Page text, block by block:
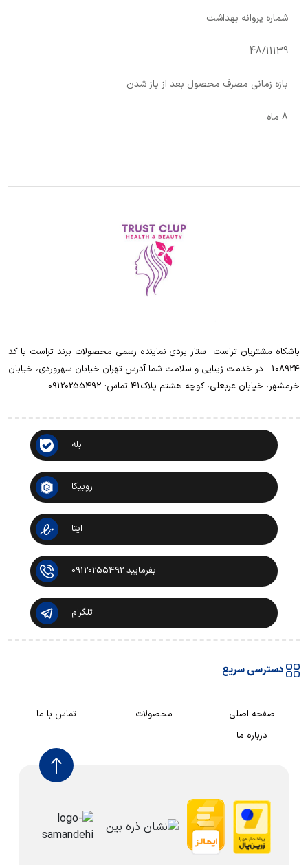
شماره پروانه بهداشت
48/11139
بازه زمانی مصرف محصول بعد از باز شدن
8 ماه
باشکاه مشتریان تراست ‌ ‌ستار بردی نماینده رسمی محصولات برند تراست با کد
108924 ‌ ‌ در خدمت زیبایی و سلامت شما آدرس تهران خیابان سهروردی، خیابان
خرمشهر، خیابان عربعلی، کوچه هشتم پلاک41 تماس: 0912025549۲
بله
روبیکا
ایتا
بفرمایید 09120255492
تلگرام
دسترسی سریع
صفحه اصلی محصولات
تماس با ما
درباره ما